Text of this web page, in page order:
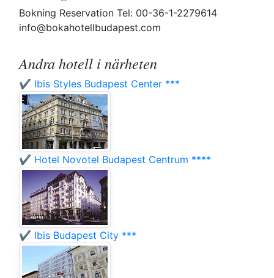
Bokning Reservation Tel: 00-36-1-2279614
info@bokahotellbudapest.com
Andra hotell i närheten
✔️ Ibis Styles Budapest Center ***
✔️ Hotel Novotel Budapest Centrum ****
✔️ Ibis Budapest City ***